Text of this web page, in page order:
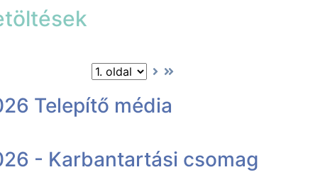
Telepítő média
- Karbantartási csomag